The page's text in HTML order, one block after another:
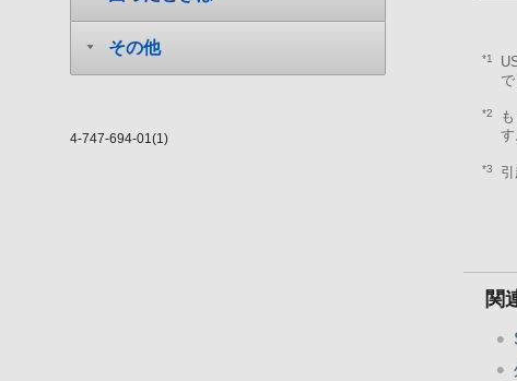
その他
4-747-694-01(1)
*1
で
*2
す
*3
関